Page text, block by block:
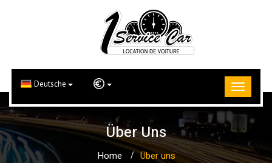
Deutsche
Über Uns
Home Über uns